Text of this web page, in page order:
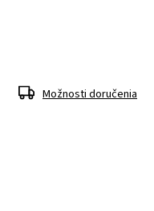
Možnosti doručenia